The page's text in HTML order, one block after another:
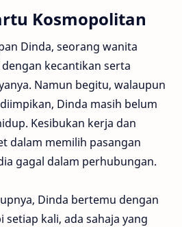
Kosmopolitan
Dinda, seorang wanita
kecantikan serta
Namun begitu, walaupun
Dinda masih belum
Kesibukan kerja dan
dalam memilih pasangan
gagal dalam perhubungan.
Dinda bertemu dengan
setiap kali, ada sahaja yang